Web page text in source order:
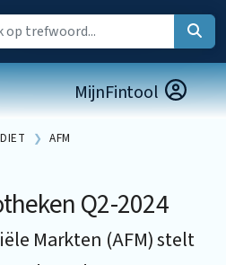
MijnFintool
AFM
Q2-2024
Markten (AFM) stelt